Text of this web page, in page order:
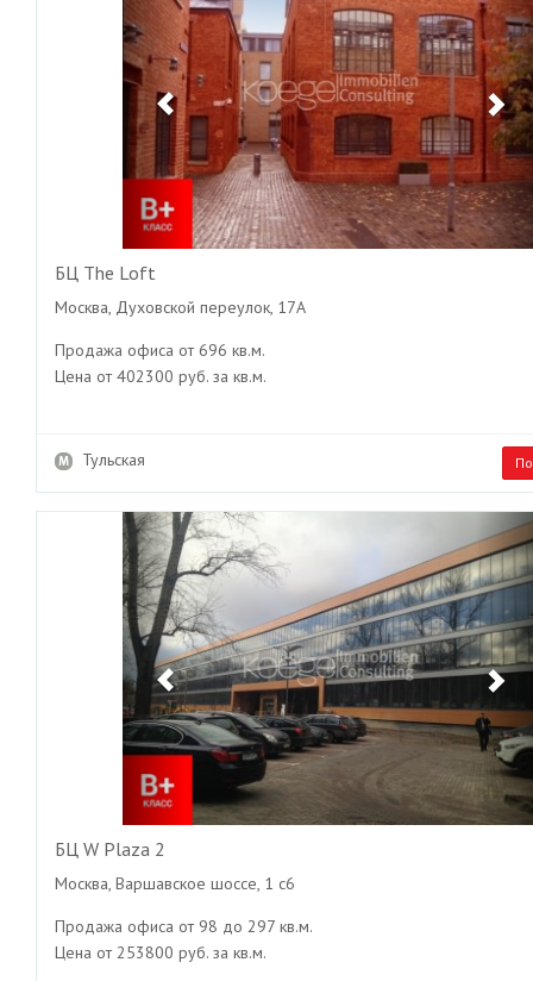
БЦ The Loft
Москва, Духовской переулок, 17А
Продажа офиса от 696 кв.м.
Цена от 402300 руб. за кв.м.
Тульская
Previous
БЦ W Plaza 2
Москва, Варшавское шоссе, 1 с6
Продажа офиса от 98 до 297 кв.м.
Цена от 253800 руб. за кв.м.